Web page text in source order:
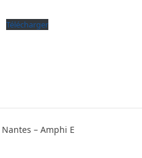
Télécharger
– Amphi E